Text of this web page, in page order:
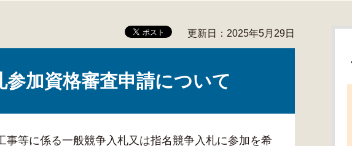
更新日：2025年5月29日
加資格審査申請について
等に係る一般競争入札又は指名競争入札に参加を希